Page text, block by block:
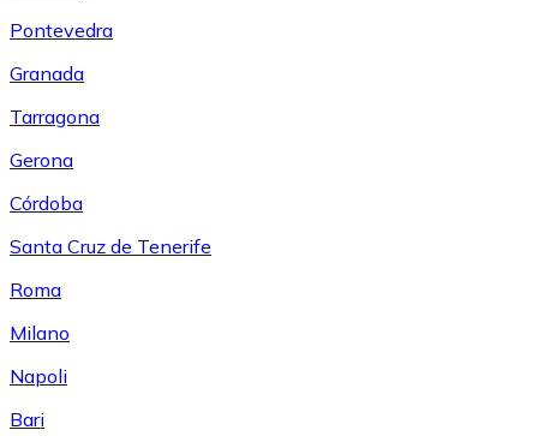
Pontevedra
Granada
Tarragona
Gerona
Córdoba
Santa Cruz de Tenerife
Roma
Milano
Napoli
Bari